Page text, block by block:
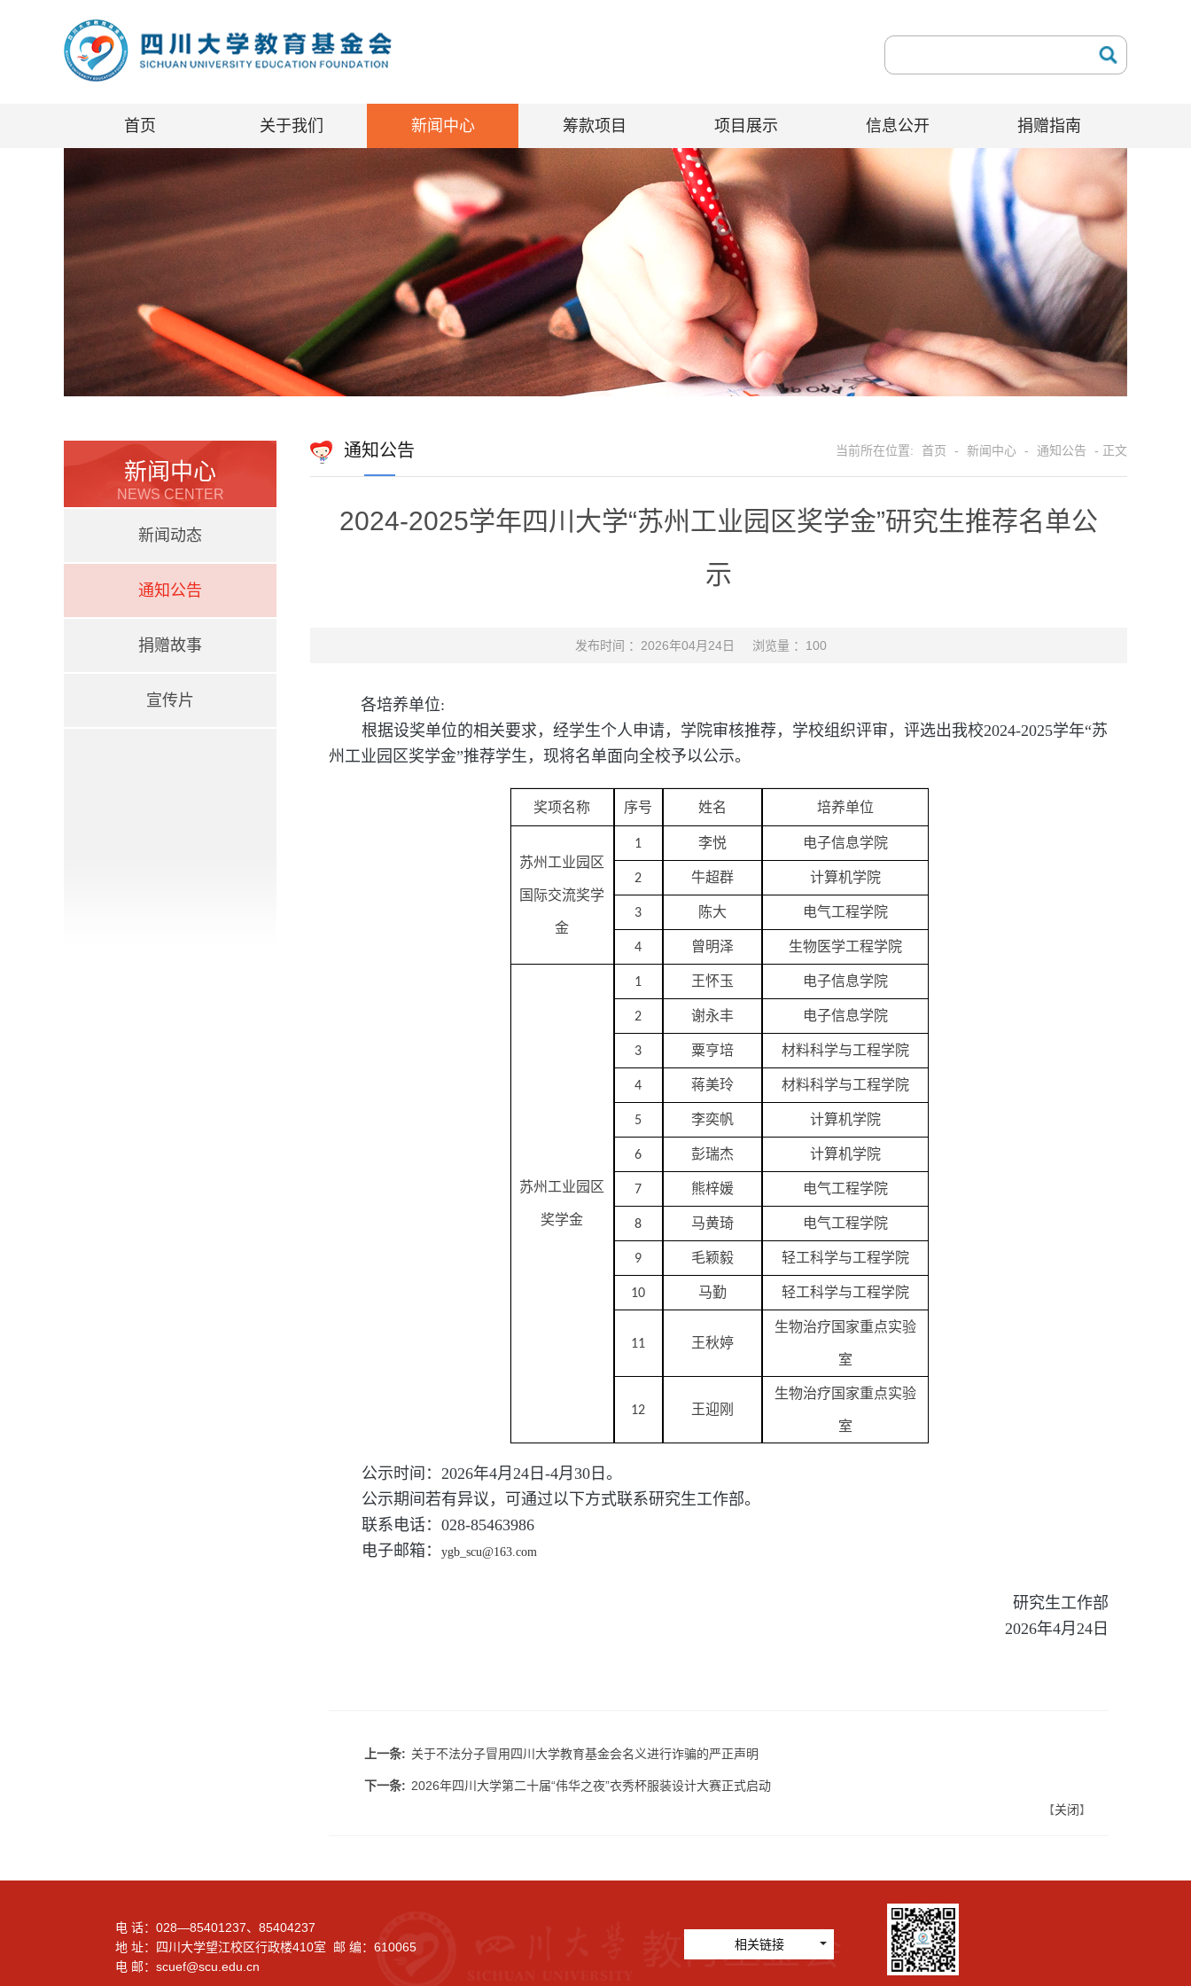
首页 关于我们 新闻中心 筹款项目 项目展示 信息公开 捐赠指南
新闻中心
NEWS CENTER
新闻动态
通知公告
捐赠故事
宣传片
通知公告 当前所在位置: 首页 - 新闻中心 - 通知公告 - 正文
2024-2025学年四川大学“苏州工业园区奖学金”研究生推荐名单公
示
发布时间 ：2026年04月24日 浏览量 ： 100
各培养单位:
根据设奖单位的相关要求，经学生个人申请，学院审核推荐，学校组织评审，评选出我校2024-2025学年“苏
州工业园区奖学金”推荐学生，现将名单面向全校予以公示。
奖项名称 序号 姓名 培养单位
苏州工业园区
国际交流奖学
金
1 李悦 电子信息学院
2 牛超群 计算机学院
3 陈大 电气工程学院
4 曾明泽 生物医学工程学院
苏州工业园区
奖学金
1 王怀玉 电子信息学院
2 谢永丰 电子信息学院
3 粟亨培 材料科学与工程学院
4 蒋美玲 材料科学与工程学院
5 李奕帆 计算机学院
6 彭瑞杰 计算机学院
7 熊梓媛 电气工程学院
8 马黄琦 电气工程学院
9 毛颖毅 轻工科学与工程学院
10 马勤 轻工科学与工程学院
11 王秋婷
生物治疗国家重点实验
室
12 王迎刚
生物治疗国家重点实验
室
公示时间：2026年4月24日-4月30日。
公示期间若有异议，可通过以下方式联系研究生工作部。
联系电话：028-85463986
电子邮箱：
ygb_scu@163.com
研究生工作部
2026年4月24日
上一条: 关于不法分子冒用四川大学教育基金会名义进行诈骗的严正声明
下一条: 2026年四川大学第二十届“伟华之夜”衣秀杯服装设计大赛正式启动
【关闭 】
电 话：028—85401237、85404237
地 址：四川大学望江校区行政楼410室 邮 编：610065
电 邮：scuef@scu.edu.cn
相关链接